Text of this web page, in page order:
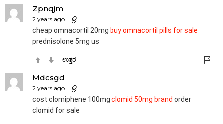
Zpnqjm
2 years ago
cheap omnacortil 20mg buy omnacortil pills for sale
prednisolone 5mg us
ಉತ್ತರ
Mdcsgd
2 years ago
cost clomiphene 100mg clomid 50mg brand order
clomid for sale